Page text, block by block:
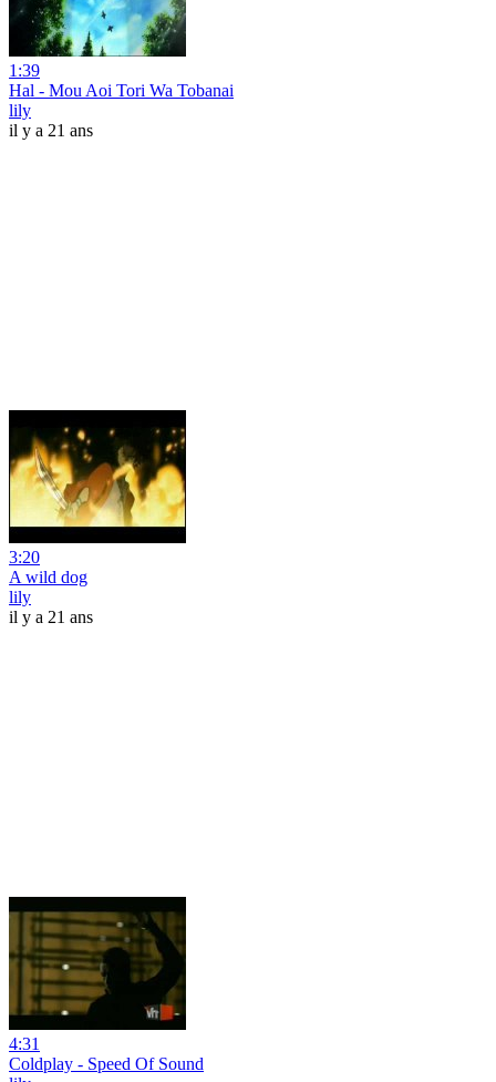
1:39
Hal - Mou Aoi Tori Wa Tobanai
lily
il y a 21 ans
3:20
A wild dog
lily
il y a 21 ans
4:31
Coldplay - Speed Of Sound